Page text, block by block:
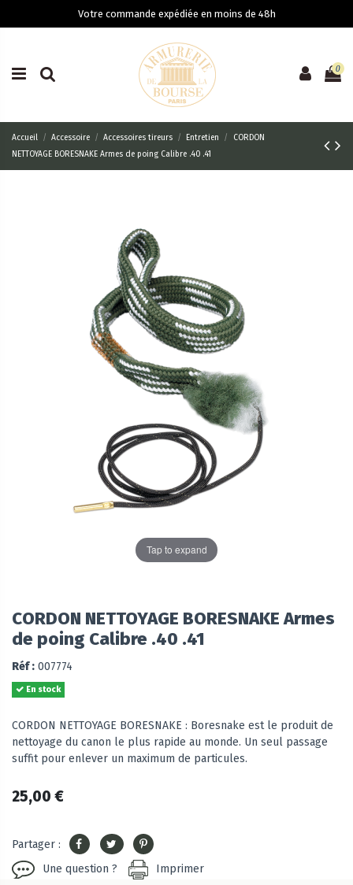
Votre commande expédiée en moins de 48h
0
Accueil Accessoire Accessoires tireurs Entretien
CORDON
NETTOYAGE BORESNAKE Armes de poing Calibre .40 .41
Tap to expand
CORDON NETTOYAGE BORESNAKE Armes
de poing Calibre .40 .41
Réf : 007774
En stock
CORDON NETTOYAGE BORESNAKE : Boresnake est le produit de
nettoyage du canon le plus rapide au monde. Un seul passage
suffit pour enlever un maximum de particules.
25,00 €
Partager :
Une question ?
Imprimer